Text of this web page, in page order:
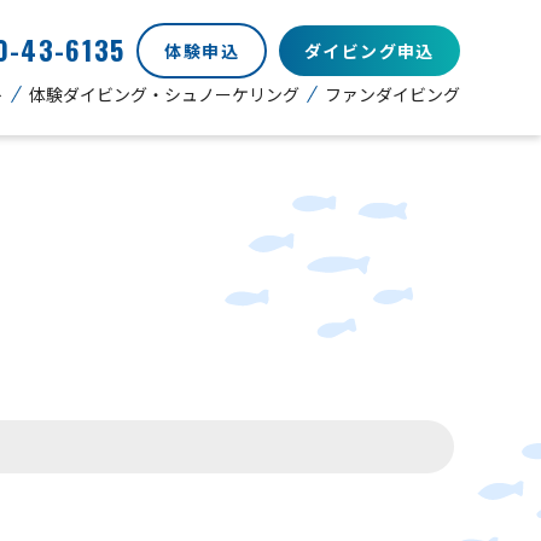
43-6135 体験申込
ダイビング申込
体験ダイビング・シュノーケリング ファンダイビング